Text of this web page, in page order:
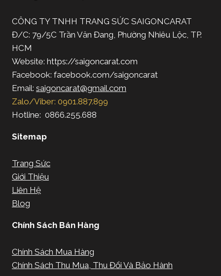
CÔNG TY TNHH TRANG SỨC SAIGONCARAT
Đ/C: 79/5C Trần Văn Đang, Phường Nhiêu Lộc, TP.
HCM
Website: https://saigoncarat.com
Facebook: facebook.com/saigoncarat
Email: saigoncarat@gmail.com
Zalo/Viber: 0901.887.899
Hotline: 0866.255.688
Sitemap
Trang Sức
Giới Thiệu
Liên Hệ
Blog
Chính Sách Bán Hàng
Chính Sách Mua Hàng
Chính Sách Thu Mua, Thu Đổi Và Bảo Hành